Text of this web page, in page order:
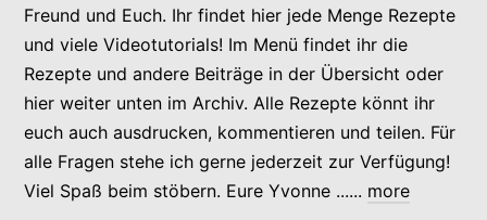
Freund und Euch. Ihr findet hier jede Menge Rezepte
und viele Videotutorials! Im Menü findet ihr die
Rezepte und andere Beiträge in der Übersicht oder
hier weiter unten im Archiv. Alle Rezepte könnt ihr
euch auch ausdrucken, kommentieren und teilen. Für
alle Fragen stehe ich gerne jederzeit zur Verfügung!
Viel Spaß beim stöbern. Eure Yvonne ...... more